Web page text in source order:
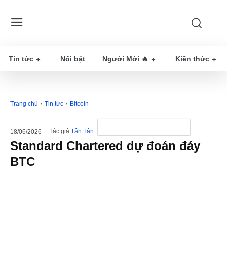
Tin tức Nổi bật Người Mới 🔥 Kiến thức
Trang chủ Tin tức Bitcoin
18/06/2026 Tác giả Tân Tân
Standard Chartered dự đoán đáy
BTC